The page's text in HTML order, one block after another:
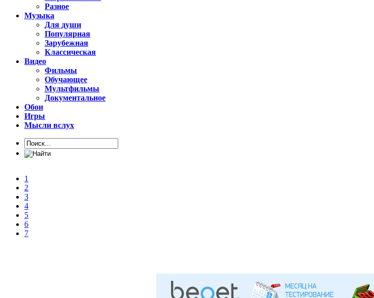
Разное
Музыка
Для души
Популярная
Зарубежная
Классическая
Видео
Фильмы
Обучающее
Мультфильмы
Документальное
Обои
Игры
Мысли вслух
1
2
3
4
5
6
7